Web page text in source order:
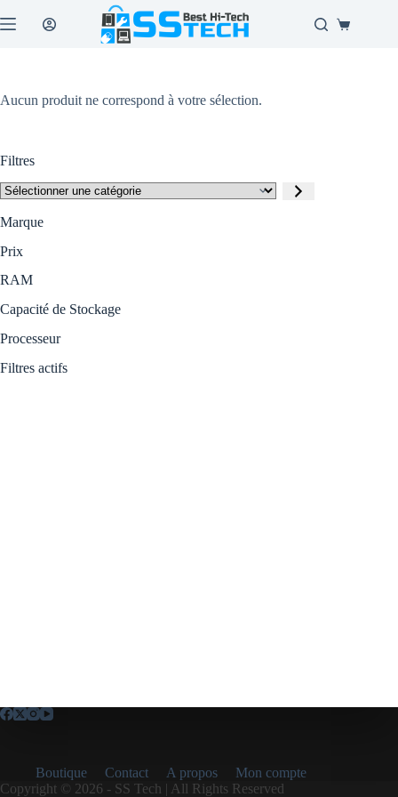
au
Panier
Aucun produit ne correspond à votre sélection.
Filtres
Sélectionner
une
catégorie
Marque
Prix
RAM
Capacité de Stockage
Processeur
Filtres actifs
Boutique Contact A propos
Mon compte
Copyright © 2026 - SS Tech | All Rights Reserved